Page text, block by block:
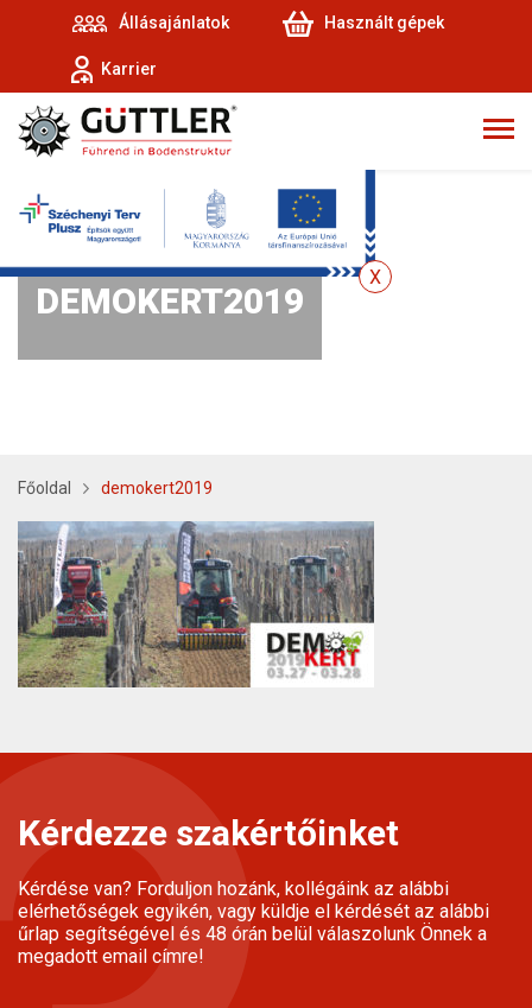
Állásajánlatok Használt gépek
Karrier
DEMOKERT2019
Főoldal demokert2019
Kérdezze szakértőinket
Kérdése van? Forduljon hozánk, kollégáink az alábbi
elérhetőségek egyikén, vagy küldje el kérdését az alábbi
űrlap segítségével és 48 órán belül válaszolunk Önnek a
megadott email címre!